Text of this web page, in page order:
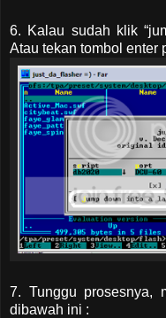
6. Kalau sudah klik
Atau tekan tombol enter
7. Tunggu prosesnya,
dibawah ini :